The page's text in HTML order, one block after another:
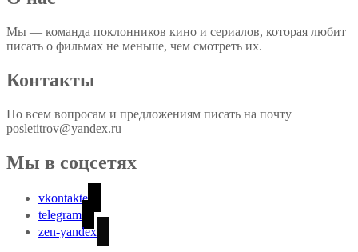
Мы — команда поклонников кино и сериалов, которая любит
писать о фильмах не меньше, чем смотреть их.
Контакты
По всем вопросам и предложениям писать на почту
posletitrov@yandex.ru
Мы в соцсетях
vkontakte
telegram
zen-yandex